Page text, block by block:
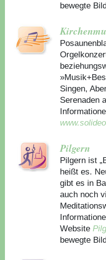
bewegte
Singen,
Serenaden
Pilgern
Pilgern ist
heißt es.
gibt es in
auch noch
Website
bewegte